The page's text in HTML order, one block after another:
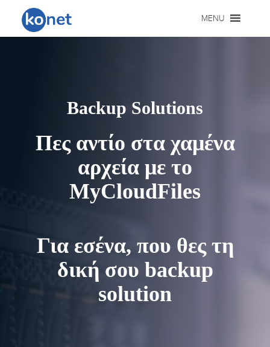
Μετάβαση
περιεχόμενο
MENU
Backup Solutions
Πες αντίο στα χαμένα
αρχεία με το
MyCloudFiles
Για εσένα, που θες τη
δική σου backup
solution